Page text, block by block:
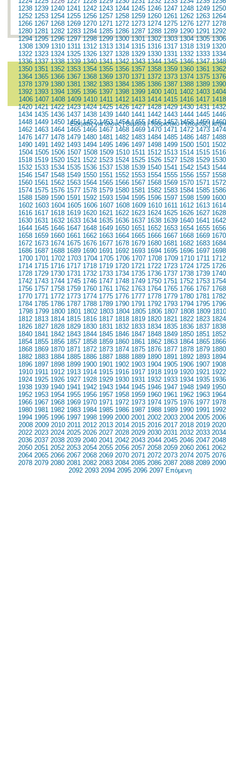
1238 1239 1240 1241 1242 1243 1244 1245 1246 1247 1248 1249 1250
1252 1253 1254 1255 1256 1257 1258 1259 1260 1261 1262 1263 1264
1266 1267 1268 1269 1270 1271 1272 1273 1274 1275 1276 1277 1278
1280 1281 1282 1283 1284 1285 1286 1287 1288 1289 1290 1291 1292
1294 1295 1296 1297 1298 1299 1300 1301 1302 1303 1304 1305 1306
1308 1309 1310 1311 1312 1313 1314 1315 1316 1317 1318 1319 1320
1322 1323 1324 1325 1326 1327 1328 1329 1330 1331 1332 1333 1334
1336 1337 1338 1339 1340 1341 1342 1343 1344 1345 1346 1347 1348
1350 1351 1352 1353 1354 1355 1356 1357 1358 1359 1360 1361 1362
1364 1365 1366 1367 1368 1369 1370 1371 1372 1373 1374 1375 1376
1378 1379 1380 1381 1382 1383 1384 1385 1386 1387 1388 1389 1390
1392 1393 1394 1395 1396 1397 1398 1399 1400 1401 1402 1403 1404
1406 1407 1408 1409 1410 1411 1412 1413 1414 1415 1416 1417 1418
1420 1421 1422 1423 1424 1425 1426 1427 1428 1429 1430 1431 1432
1434 1435 1436 1437 1438 1439 1440 1441 1442 1443 1444 1445 1446
1448 1449 1450 1451 1452 1453 1454 1455 1456 1457 1458 1459 1460
1462 1463 1464 1465 1466 1467 1468 1469 1470 1471 1472 1473 1474
1476 1477 1478 1479 1480 1481 1482 1483 1484 1485 1486 1487 1488
1490 1491 1492 1493 1494 1495 1496 1497 1498 1499 1500 1501 1502
1504 1505 1506 1507 1508 1509 1510 1511 1512 1513 1514 1515 1516
1518 1519 1520 1521 1522 1523 1524 1525 1526 1527 1528 1529 1530
1532 1533 1534 1535 1536 1537 1538 1539 1540 1541 1542 1543 1544
1546 1547 1548 1549 1550 1551 1552 1553 1554 1555 1556 1557 1558
1560 1561 1562 1563 1564 1565 1566 1567 1568 1569 1570 1571 1572
1574 1575 1576 1577 1578 1579 1580 1581 1582 1583 1584 1585 1586
1588 1589 1590 1591 1592 1593 1594 1595 1596 1597 1598 1599 1600
1602 1603 1604 1605 1606 1607 1608 1609 1610 1611 1612 1613 1614
1616 1617 1618 1619 1620 1621 1622 1623 1624 1625 1626 1627 1628
1630 1631 1632 1633 1634 1635 1636 1637 1638 1639 1640 1641 1642
1644 1645 1646 1647 1648 1649 1650 1651 1652 1653 1654 1655 1656
1658 1659 1660 1661 1662 1663 1664 1665 1666 1667 1668 1669 1670
1672 1673 1674 1675 1676 1677 1678 1679 1680 1681 1682 1683 1684
1686 1687 1688 1689 1690 1691 1692 1693 1694 1695 1696 1697 1698
1700 1701 1702 1703 1704 1705 1706 1707 1708 1709 1710 1711 1712
1714 1715 1716 1717 1718 1719 1720 1721 1722 1723 1724 1725 1726
1728 1729 1730 1731 1732 1733 1734 1735 1736 1737 1738 1739 1740
1742 1743 1744 1745 1746 1747 1748 1749 1750 1751 1752 1753 1754
1756 1757 1758 1759 1760 1761 1762 1763 1764 1765 1766 1767 1768
1770 1771 1772 1773 1774 1775 1776 1777 1778 1779 1780 1781 1782
1784 1785 1786 1787 1788 1789 1790 1791 1792 1793 1794 1795 1796
1798 1799 1800 1801 1802 1803 1804 1805 1806 1807 1808 1809 1810
1812 1813 1814 1815 1816 1817 1818 1819 1820 1821 1822 1823 1824
1826 1827 1828 1829 1830 1831 1832 1833 1834 1835 1836 1837 1838
1840 1841 1842 1843 1844 1845 1846 1847 1848 1849 1850 1851 1852
1854 1855 1856 1857 1858 1859 1860 1861 1862 1863 1864 1865 1866
1868 1869 1870 1871 1872 1873 1874 1875 1876 1877 1878 1879 1880
1882 1883 1884 1885 1886 1887 1888 1889 1890 1891 1892 1893 1894
1896 1897 1898 1899 1900 1901 1902 1903 1904 1905 1906 1907 1908
1910 1911 1912 1913 1914 1915 1916 1917 1918 1919 1920 1921 1922
1924 1925 1926 1927 1928 1929 1930 1931 1932 1933 1934 1935 1936
1938 1939 1940 1941 1942 1943 1944 1945 1946 1947 1948 1949 1950
1952 1953 1954 1955 1956 1957 1958 1959 1960 1961 1962 1963 1964
1966 1967 1968 1969 1970 1971 1972 1973 1974 1975 1976 1977 1978
1980 1981 1982 1983 1984 1985 1986 1987 1988 1989 1990 1991 1992
1994 1995 1996 1997 1998 1999 2000 2001 2002 2003 2004 2005 2006
2008 2009 2010 2011 2012 2013 2014 2015 2016 2017 2018 2019 2020
2022 2023 2024 2025 2026 2027 2028 2029 2030 2031 2032 2033 2034
2036 2037 2038 2039 2040 2041 2042 2043 2044 2045 2046 2047 2048
2050 2051 2052 2053 2054 2055 2056 2057 2058 2059 2060 2061 2062
2064 2065 2066 2067 2068 2069 2070 2071 2072 2073 2074 2075 2076
2078 2079 2080 2081 2082 2083 2084 2085 2086 2087 2088 2089 2090
2092 2093 2094 2095 2096 2097 Επόμενη
Ειδήσεις για όλους|Θέματα|Τουριστικό Ρεπορτάζ|